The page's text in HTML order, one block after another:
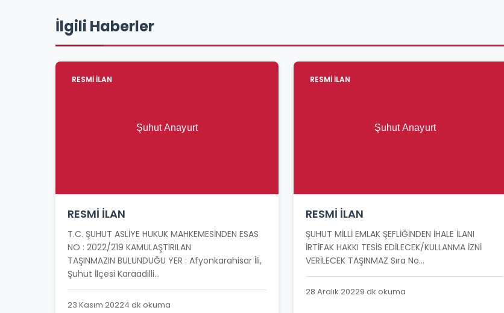
İlgili Haberler
RESMİ İLAN
RESMİ İLAN
T.C. ŞUHUT ASLİYE HUKUK MAHKEMESİNDEN ESAS
NO : 2022/219 KAMULAŞTIRILAN
TAŞINMAZIN BULUNDUĞU YER : Afyonkarahisar İli,
Şuhut İlçesi Karaadilli...
23 Kasım 20224 dk okuma
RESMİ İLAN
RESMİ İLAN
ŞUHUT MİLLİ EMLAK ŞEFLİĞİNDEN İHALE İLANI
İRTİFAK HAKKI TESİS EDİLECEK/KULLANMA İZNİ
VERİLECEK TAŞINMAZ Sıra No...
28 Aralık 20229 dk okuma